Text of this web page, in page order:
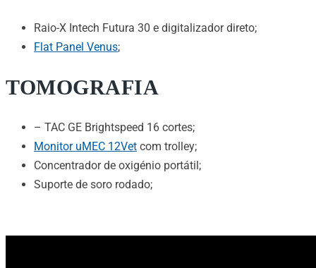
Raio-X Intech Futura 30 e digitalizador direto;
Flat Panel Venus;
TOMOGRAFIA
– TAC GE Brightspeed 16 cortes;
Monitor uMEC 12Vet com trolley;
Concentrador de oxigénio portátil;
Suporte de soro rodado;